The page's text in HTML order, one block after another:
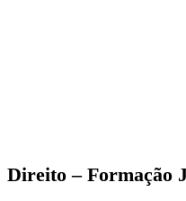
Direito – Formação